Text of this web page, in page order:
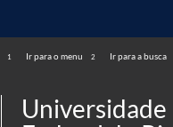
1 Ir para o menu 2 Ir para a busca
Universidade